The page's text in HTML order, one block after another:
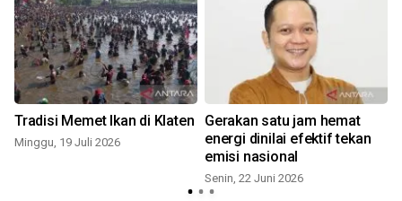
Tradisi Memet Ikan di Klaten
Minggu, 19 Juli 2026
Gerakan satu jam hemat
energi dinilai efektif tekan
emisi nasional
Senin, 22 Juni 2026